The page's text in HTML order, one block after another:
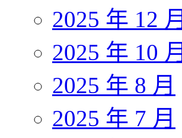
2025 年 12 月
2025 年 10 月
2025 年 8 月
2025 年 7 月